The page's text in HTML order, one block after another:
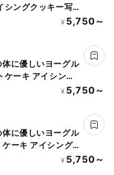
シングクッキー写
バースデー（ク
¥ 5,750～
体に優しいヨーグル
ケーキ アイシング
ファーストバース
¥ 5,750～
体に優しいヨーグル
ケーキ アイシング
ファーストバース
¥ 5,750～